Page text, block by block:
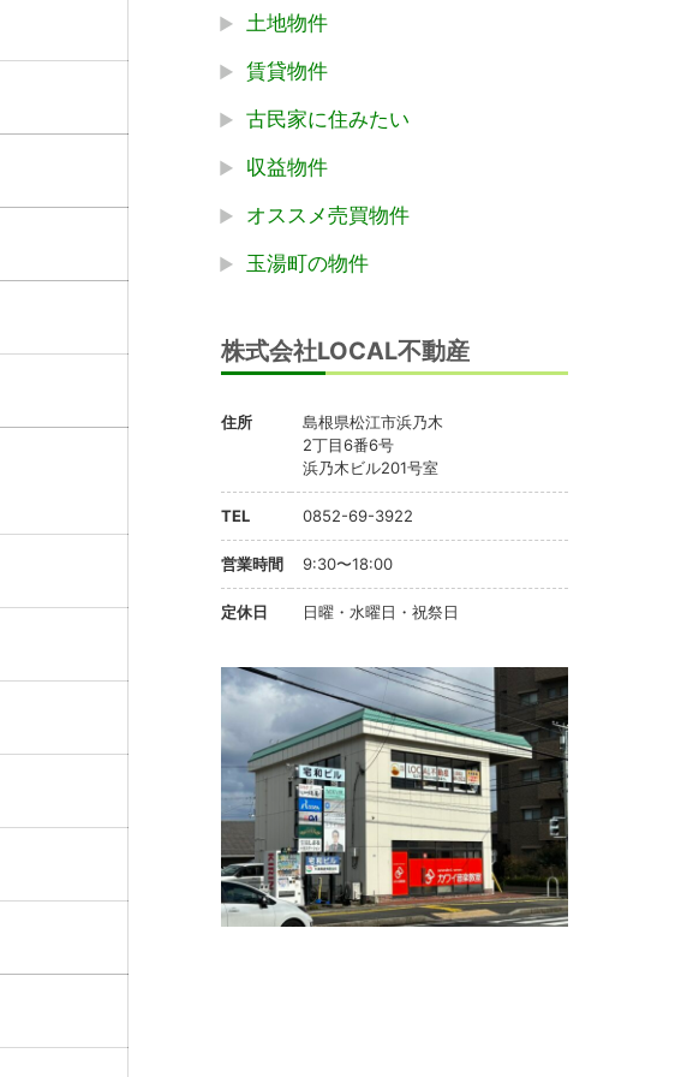
土地物件
賃貸物件
古民家に住みたい
収益物件
オススメ売買物件
玉湯町の物件
株式会社LOCAL不動産
住所
島根県松江市浜乃木
2丁目6番6号
浜乃木ビル201号室
TEL 0852-69-3922
営業時間 9:30〜18:00
定休日 日曜・水曜日・祝祭日